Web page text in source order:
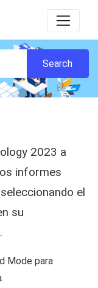
2023 a
informes
el
su
Mode para